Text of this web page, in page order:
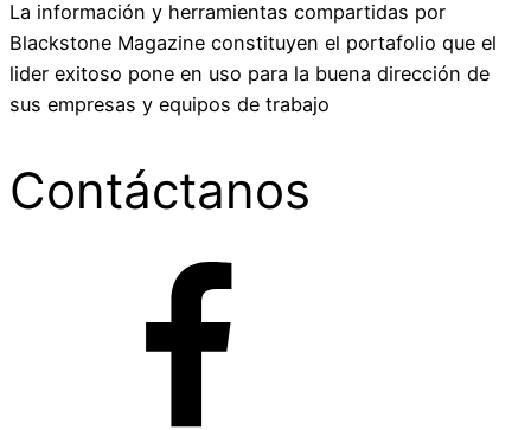
La información y herramientas compartidas por
Blackstone Magazine constituyen el portafolio que el
lider exitoso pone en uso para la buena dirección de
sus empresas y equipos de trabajo
Contáctanos